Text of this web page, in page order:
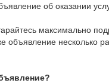
об оказании
максимально
объявление несколько